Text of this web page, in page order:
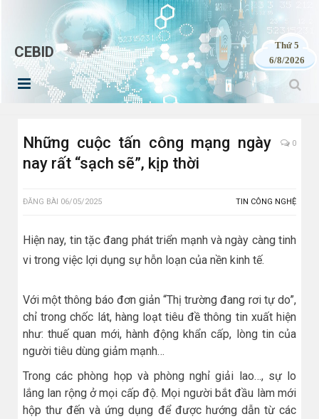
CEBID
Thứ 5
6/8/2026
Những cuộc tấn công mạng ngày
nay rất “sạch sẽ”, kịp thời
0
ĐĂNG BÀI 06/05/2025 TIN CÔNG NGHỆ
Hiện nay, tin tặc đang phát triển mạnh và ngày càng tinh
vi trong việc lợi dụng sự hỗn loạn của nền kinh tế.
Với một thông báo đơn giản “Thị trường đang rơi tự do”,
chỉ trong chốc lát, hàng loạt tiêu đề thông tin xuất hiện
như: thuế quan mới, hành động khẩn cấp, lòng tin của
người tiêu dùng giảm mạnh…
Trong các phòng họp và phòng nghỉ giải lao…, sự lo
lắng lan rộng ở mọi cấp độ. Mọi người bắt đầu làm mới
hộp thư đến và ứng dụng để được hướng dẫn từ các